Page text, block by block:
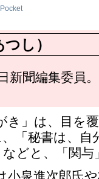
Pocket
し）
新聞編集委員
き」は、目を
「秘書は、自
どと、「関与
小泉進次郎氏